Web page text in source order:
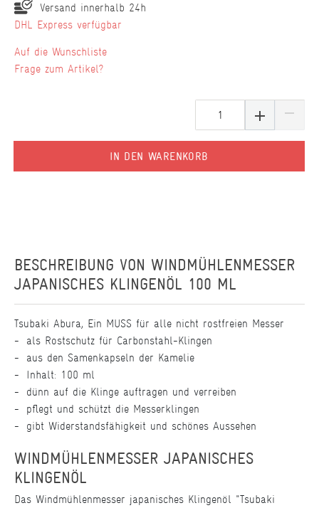
Versand innerhalb 24h
DHL Express verfügbar
IN DEN WARENKORB
Wunschliste
Frage zum Artikel?
BESCHREIBUNG VON WINDMÜHLENMESSER
JAPANISCHES KLINGENÖL 100 ML
Tsubaki Abura, Ein MUSS für alle nicht rostfreien Messer
als Rostschutz für Carbonstahl-Klingen
aus den Samenkapseln der Kamelie
Inhalt: 100 ml
dünn auf die Klinge auftragen und verreiben
pflegt und schützt die Messerklingen
gibt Widerstandsfähigkeit und schönes Aussehen
WINDMÜHLENMESSER JAPANISCHES
KLINGENÖL
Das Windmühlenmesser japanisches Klingenöl "Tsubaki